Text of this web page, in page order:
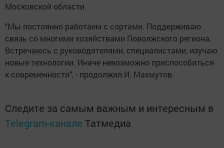
Московской области.
"Мы постоянно работаем с сортами. Поддерживаю
связь со многими хозяйствами Поволжского региона.
Встречаюсь с руководителями, специалистами, изучаю
новые технологии. Иначе невозможно приспособиться
к современности", - продолжил И. Махмутов.
Следите за самым важным и интересным в
Telegram-канале Татмедиа